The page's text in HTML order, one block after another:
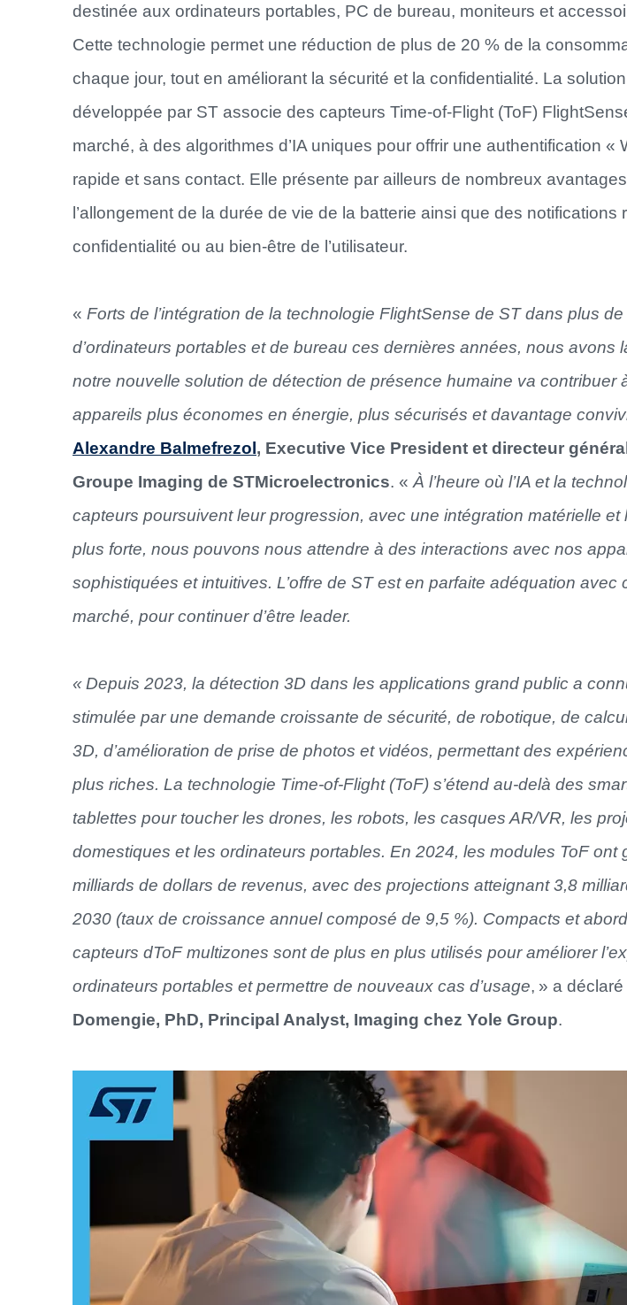
destinée aux ordinateurs portables, PC de bureau, moniteurs et
Cette technologie permet une réduction de plus de 20 % de la
chaque jour, tout en améliorant la sécurité et la confidentialité. La
développée par ST associe des capteurs Time-of-Flight (ToF)
marché, à des algorithmes d’IA uniques pour offrir une authentification «
rapide et sans contact. Elle présente par ailleurs de nombreux
l’allongement de la durée de vie de la batterie ainsi que des notifications
confidentialité ou au bien-être de l’utilisateur.
« Forts de l’intégration de la technologie FlightSense de ST dans plus
d’ordinateurs portables et de bureau ces dernières années, nous avons
notre nouvelle solution de détection de présence humaine va contribuer
appareils plus économes en énergie, plus sécurisés et davantage
Alexandre Balmefrezol , Executive Vice President et directeur
Groupe Imaging de STMicroelectronics. « À l’heure où l’IA et la
capteurs poursuivent leur progression, avec une intégration matérielle et
plus forte, nous pouvons nous attendre à des interactions avec nos
sophistiquées et intuitives. L’offre de ST est en parfaite adéquation avec
marché, pour continuer d’être leader.
« Depuis 2023, la détection 3D dans les applications grand public a
stimulée par une demande croissante de sécurité, de robotique, de
3D, d’amélioration de prise de photos et vidéos, permettant des
plus riches. La technologie Time-of-Flight (ToF) s’étend au-delà des
tablettes pour toucher les drones, les robots, les casques AR/VR, les
domestiques et les ordinateurs portables. En 2024, les modules ToF ont
milliards de dollars de revenus, avec des projections atteignant 3,8
2030 (taux de croissance annuel composé de 9,5 %). Compacts et
capteurs dToF multizones sont de plus en plus utilisés pour améliorer
ordinateurs portables et permettre de nouveaux cas d’usage, » a déclaré
Domengie, PhD, Principal Analyst, Imaging chez Yole Group.